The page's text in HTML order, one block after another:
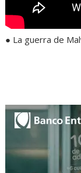
● La guerra de